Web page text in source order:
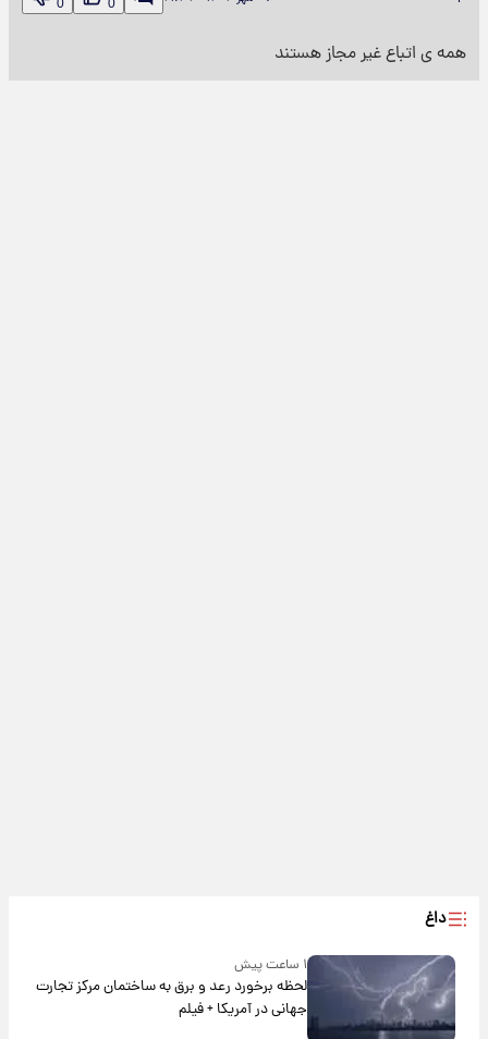
0
0
همه ی اتباع غیر مجاز هستند
داغ
۱ ساعت پیش
لحظه برخورد رعد و برق به ساختمان مرکز تجارت
جهانی در آمریکا + فیلم